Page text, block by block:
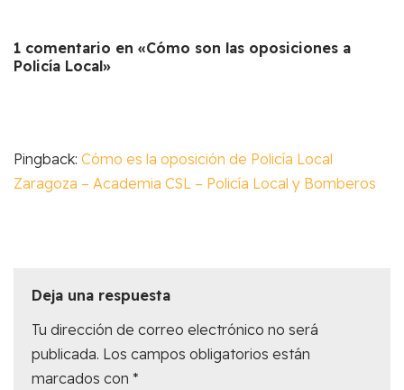
1 comentario en «Cómo son las oposiciones a
Policía Local»
Pingback: Cómo es la oposición de Policía Local
Zaragoza – Academia CSL – Policía Local y Bomberos
Deja una respuesta
Tu dirección de correo electrónico no será
publicada. Los campos obligatorios están
marcados con *